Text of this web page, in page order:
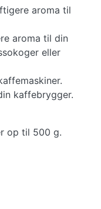
aroma til
aroma til din
eller
kaffebrygger.
op til 500 g.